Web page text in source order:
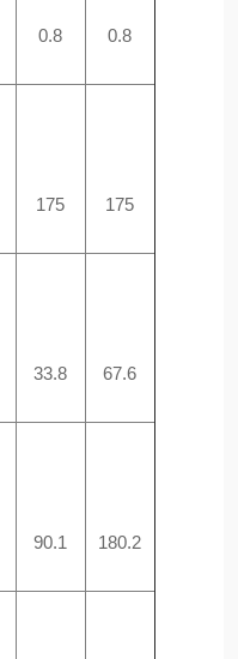
0.8 0.8
175 175
33.8 67.6
90.1 180.2